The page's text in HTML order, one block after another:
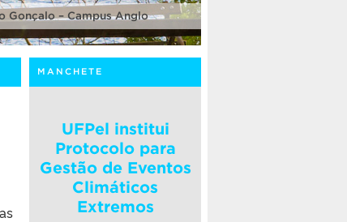
Gonçalo – Campus Anglo
MANCHETE
UFPel institui
Protocolo para
Gestão de Eventos
Climáticos
Extremos